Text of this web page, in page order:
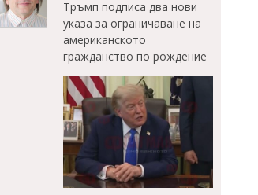
Тръмп подписа два нови
указа за ограничаване на
американското
гражданство по рождение